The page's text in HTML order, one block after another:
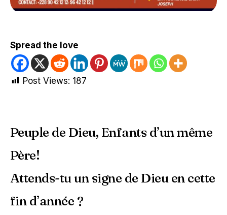
Spread the love
Post Views: 187
Peuple de Dieu, Enfants d’un même
Père!
Attends-tu un signe de Dieu en cette
fin d’année ?